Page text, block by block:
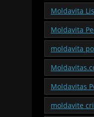
Moldavita
Moldavita
moldavita
Moldavitas
moldavite